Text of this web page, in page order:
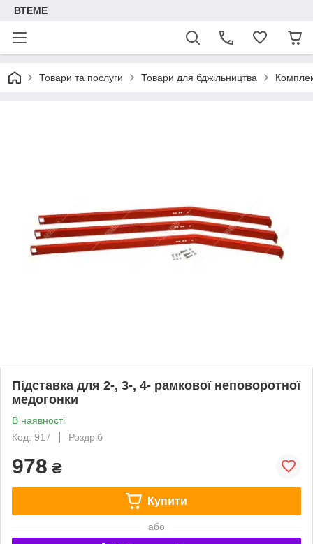
ВТЕМЕ
Товари та послуги Товари для бджільництва
Підставка для 2-, 3-, 4- рамкової неповоротної
медогонки
В наявності
Код: 917
Роздріб
978 ₴
Купити
або